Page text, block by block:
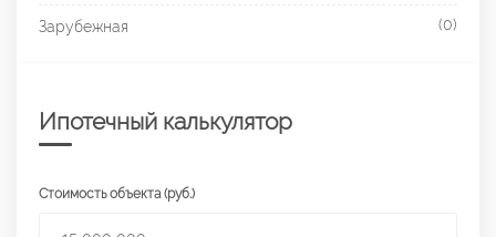
Зарубежная (0)
Ипотечный калькулятор
Стоимость объекта (руб.)